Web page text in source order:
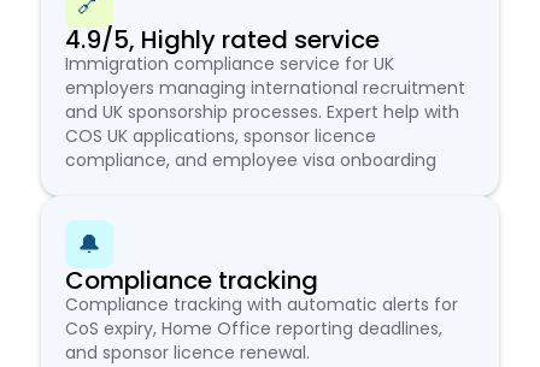
4.9/5, Highly rated service
Immigration compliance service for UK
employers managing international recruitment
and UK sponsorship processes. Expert help with
COS UK applications, sponsor licence
compliance, and employee visa onboarding
🔔
Compliance tracking
Compliance tracking with automatic alerts for
CoS expiry, Home Office reporting deadlines,
and sponsor licence renewal.